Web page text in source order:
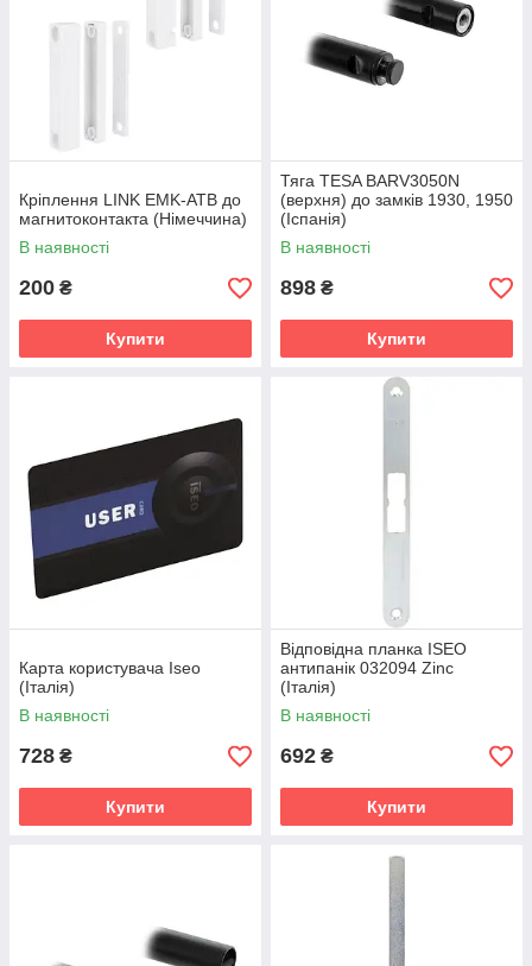
Кріплення LINK EMK-ATB до
магнитоконтакта (Німеччина)
В наявності
200 ₴
Купити
Тяга TESA BARV3050N
(верхня) до замків 1930, 1950
(Іспанія)
В наявності
898 ₴
Купити
Карта користувача Iseo
(Італія)
В наявності
728 ₴
Купити
Відповідна планка ISEO
антипанік 032094 Zinc
(Італія)
В наявності
692 ₴
Купити